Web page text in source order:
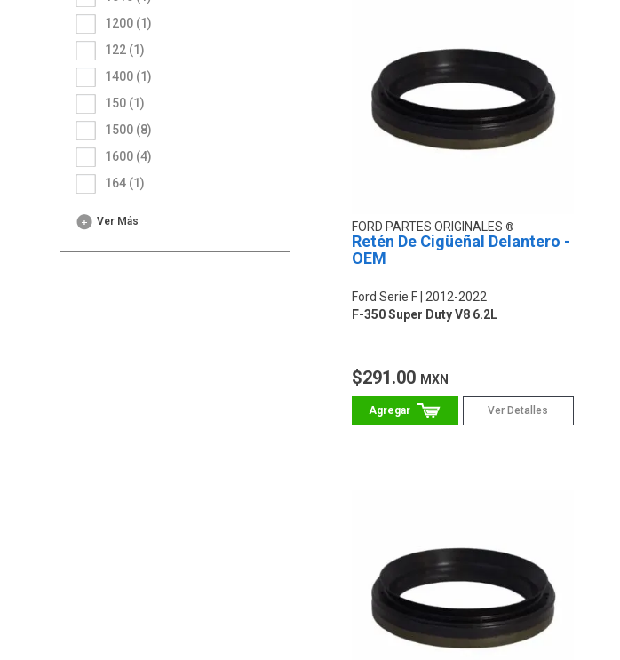
1200 (1)
122 (1)
1400 (1)
150 (1)
1500 (8)
1600 (4)
164 (1)
Ver Más FORD PARTES ORIGINALES
Retén De Cigüeñal Delantero -
OEM
Ford Serie F
2012-2022
F-350 Super Duty V8 6.2L
$291.00 MXN
Ver Detalles